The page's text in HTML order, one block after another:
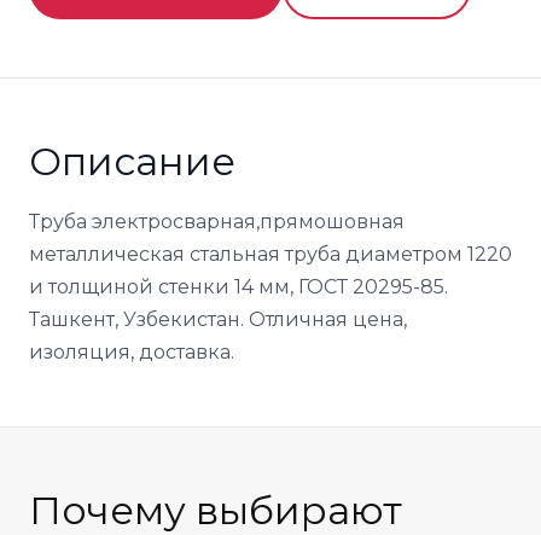
Описание
Труба электросварная,прямошовная
металлическая стальная труба диаметром 1220
и толщиной стенки 14 мм, ГОСТ 20295-85.
Ташкент, Узбекистан. Отличная цена,
изоляция, доставка.
Почему выбирают